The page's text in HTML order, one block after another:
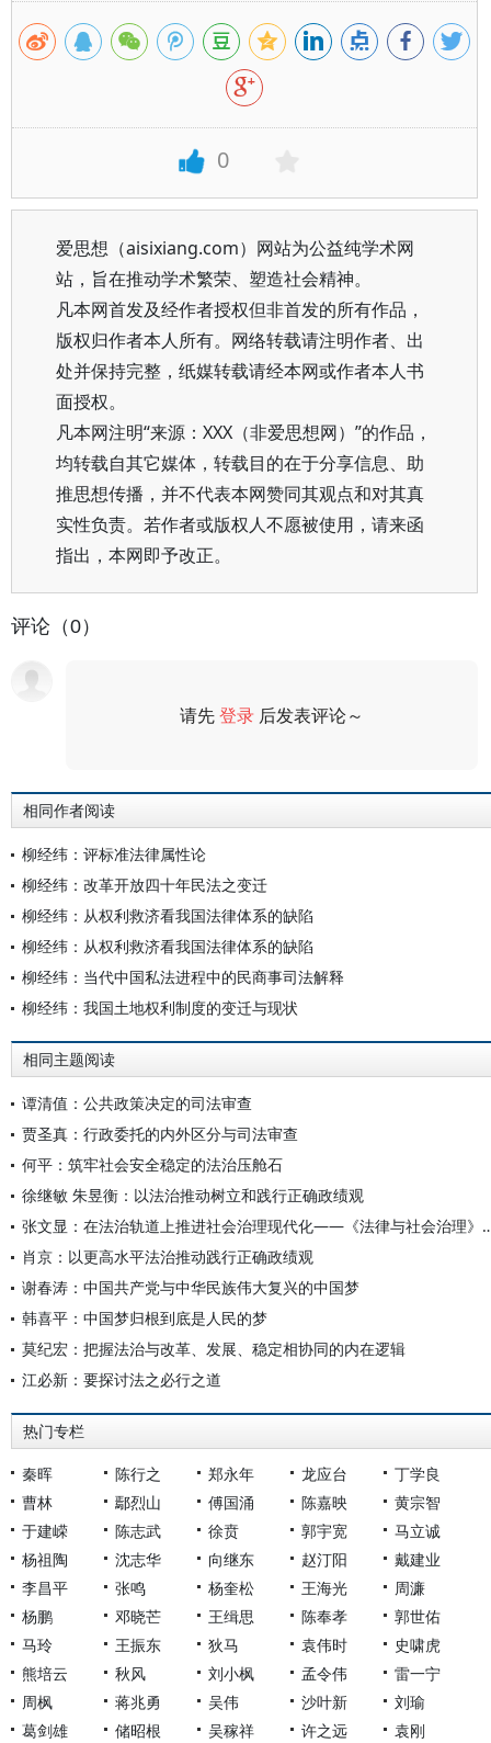
0
爱思想（aisixiang.com）网站为公益纯学术网
站，旨在推动学术繁荣、塑造社会精神。
凡本网首发及经作者授权但非首发的所有作品，
版权归作者本人所有。网络转载请注明作者、出
处并保持完整，纸媒转载请经本网或作者本人书
面授权。
凡本网注明“来源：XXX（非爱思想网）”的作品，
均转载自其它媒体，转载目的在于分享信息、助
推思想传播，并不代表本网赞同其观点和对其真
实性负责。若作者或版权人不愿被使用，请来函
指出，本网即予改正。
评论（0）
请先登录 后发表评论～
相同作者阅读
柳经纬：评标准法律属性论
柳经纬：改革开放四十年民法之变迁
柳经纬：从权利救济看我国法律体系的缺陷
柳经纬：从权利救济看我国法律体系的缺陷
柳经纬：当代中国私法进程中的民商事司法解释
柳经纬：我国土地权利制度的变迁与现状
相同主题阅读
谭清值：公共政策决定的司法审查
贾圣真：行政委托的内外区分与司法审查
何平：筑牢社会安全稳定的法治压舱石
徐继敏 朱昱衡：以法治推动树立和践行正确政绩观
张文显：在法治轨道上推进社会
肖京：以更高水平法治推动践行正确政绩观
谢春涛：中国共产党与中华民族伟大复兴的中国梦
韩喜平：中国梦归根到底是人民的梦
莫纪宏：把握法治与改革、发展、稳定相协同的内在逻辑
江必新：要探讨法之必行之道
热门专栏
秦晖 陈行之 郑永年 龙应台
丁学良
曹林
鄢烈山 傅国涌 陈嘉映
黄宗智
于建嵘
陈志武 徐贲 郭宇宽
马立诚
杨祖陶
沈志华 向继东 赵汀阳
戴建业
李昌平
张鸣 杨奎松 王海光
周濂
杨鹏
邓晓芒 王缉思 陈奉孝
郭世佑
马玲
王振东 狄马 袁伟时
史啸虎
熊培云
秋风 刘小枫 孟令伟
雷一宁
周枫
蒋兆勇 吴伟 沙叶新
刘瑜
葛剑雄
储昭根 吴稼祥 许之远 袁刚